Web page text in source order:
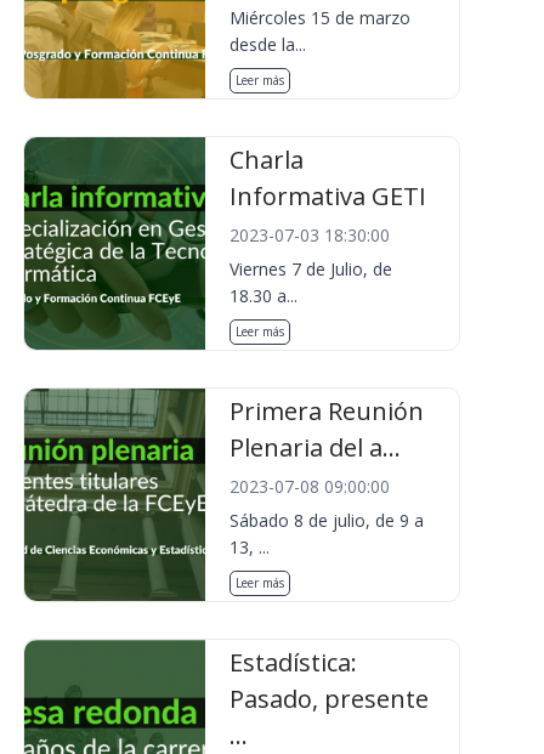
Miércoles 15 de marzo
desde la...
Leer más
Charla
Informativa GETI
2023-07-03 18:30:00
Viernes 7 de Julio, de
18.30 a...
Leer más
Primera Reunión
Plenaria del a...
2023-07-08 09:00:00
Sábado 8 de julio, de 9 a
13, ...
Leer más
Estadística:
Pasado, presente
...